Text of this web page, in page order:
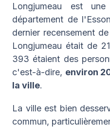
Longjumeau est
département de
dernier recensement
Longjumeau était de
393 étaient des
c'est-à-dire, environ
la ville.
La ville est bien
commun,